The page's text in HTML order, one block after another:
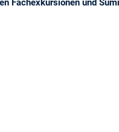
Fachexkursionen und